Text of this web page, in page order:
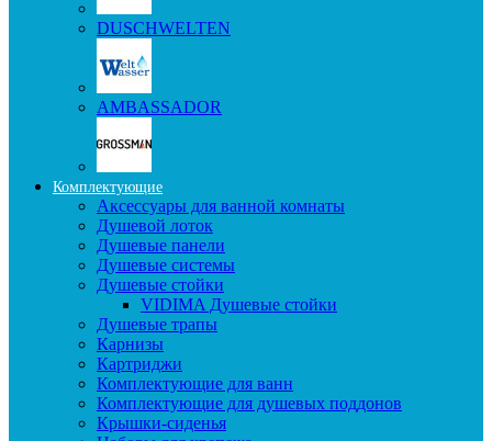
DUSCHWELTEN
AMBASSADOR
Комплектующие
Аксессуары для ванной комнаты
Душевой лоток
Душевые панели
Душевые системы
Душевые стойки
VIDIMA Душевые стойки
Душевые трапы
Карнизы
Картриджи
Комплектующие для ванн
Комплектующие для душевых поддонов
Крышки-сиденья